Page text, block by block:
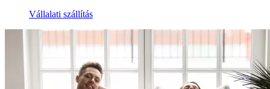
Vállalati szállítás